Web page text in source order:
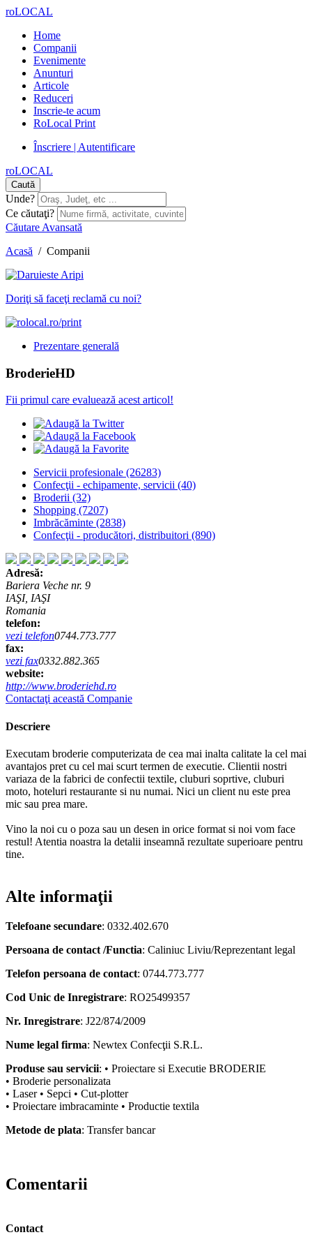
roLOCAL
Home
Companii
Evenimente
Anunturi
Articole
Reduceri
Inscrie-te acum
RoLocal Print
Înscriere | Autentificare
roLOCAL
Caută
Unde?
Ce căutaţi?
Căutare Avansată
Acasă / Companii
Doriţi să faceţi reclamă cu noi?
Prezentare generală
BroderieHD
Fii primul care evaluează acest articol!
Servicii profesionale (26283)
Confecţii - echipamente, servicii (40)
Broderii (32)
Shopping (7207)
Imbrăcăminte (2838)
Confecţii - producători, distribuitori (890)
Adresă:
Bariera Veche nr. 9
IAŞI, IAŞI
Romania
telefon:
vezi telefon0744.773.777
fax:
vezi fax0332.882.365
website:
http://www.broderiehd.ro
Contactaţi această Companie
Descriere
Executam broderie computerizata de cea mai inalta calitate la cel mai
avantajos pret cu cel mai scurt termen de executie. Clientii nostri
variaza de la fabrici de confectii textile, cluburi soprtive, cluburi
moto, hoteluri restaurante si nu numai. Nici un client nu este prea
mic sau prea mare.
Vino la noi cu o poza sau un desen in orice format si noi vom face
restul! Atentia noastra la detalii inseamnă rezultate superioare pentru
tine.
Alte informaţii
Telefoane secundare: 0332.402.670
Persoana de contact /Functia: Caliniuc Liviu/Reprezentant legal
Telefon persoana de contact: 0744.773.777
Cod Unic de Inregistrare: RO25499357
Nr. Inregistrare: J22/874/2009
Nume legal firma: Newtex Confecţii S.R.L.
Produse sau servicii: • Proiectare si Executie BRODERIE
• Broderie personalizata
• Laser • Sepci • Cut-plotter
• Proiectare imbracaminte • Productie textila
Metode de plata: Transfer bancar
Comentarii
Contact